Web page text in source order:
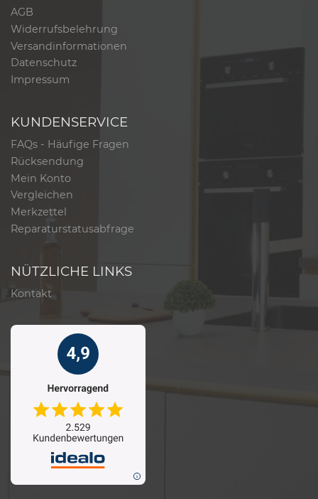
AGB
Widerrufsbelehrung
Versandinformationen
Datenschutz
Impressum
KUNDENSERVICE
FAQs - Häufige Fragen
Rücksendung
Mein Konto
Vergleichen
Merkzettel
Reparaturstatusabfrage
NÜTZLICHE LINKS
Kontakt